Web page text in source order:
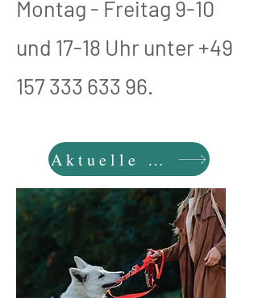
Montag - Freitag 9-10
und 17-18 Uhr unter+49
157 333 633 96.
Aktuelle Kurse